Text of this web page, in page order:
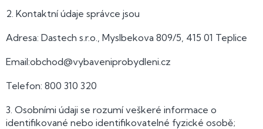
2. Kontaktní údaje správce jsou
Adresa: Dastech s.r.o., Myslbekova 809/5, 415 01 Teplice
Email:obchod@vybaveniprobydleni.cz
Telefon: 800 310 320
3. Osobními údaji se rozumí veškeré informace o
identifikované nebo identifikovatelné fyzické osobě;